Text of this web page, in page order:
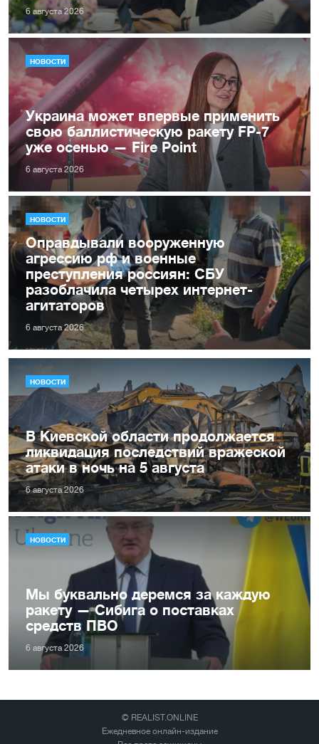
6 августа 2026
НОВОСТИ
Украина может впервые применить
свою баллистическую ракету FP-7
уже осенью — Fire Point
6 августа 2026
НОВОСТИ
Оправдывали вооруженную
агрессию рф и военные
преступления россиян: СБУ
разоблачила четырех интернет-
агитаторов
6 августа 2026
НОВОСТИ
В Киевской области продолжается
ликвидация последствий вражеской
атаки в ночь на 5 августа
6 августа 2026
НОВОСТИ
Мы буквально деремся за каждую
ракету — Сибига о поставках
средств ПВО
6 августа 2026
© REALIST.ONLINE
Ежедневное онлайн-издание